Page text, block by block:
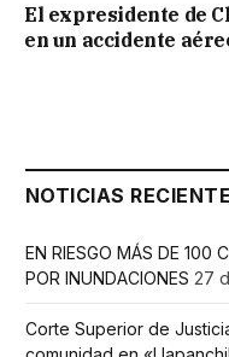
El expresidente de
en un accidente
NOTICIAS
EN RIESGO MÁS DE 100
POR INUNDACIONES 27
Corte Superior de